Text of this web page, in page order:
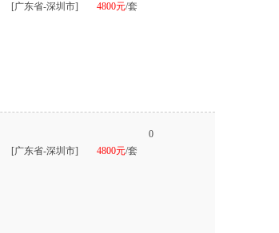
[广东省-深圳市] 4800元/套
[广东省-深圳市] 4800元/套
0